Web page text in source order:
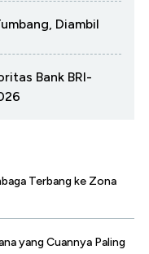
Diambil
Bank BRI-
Terbang ke Zona
yang Cuannya Paling